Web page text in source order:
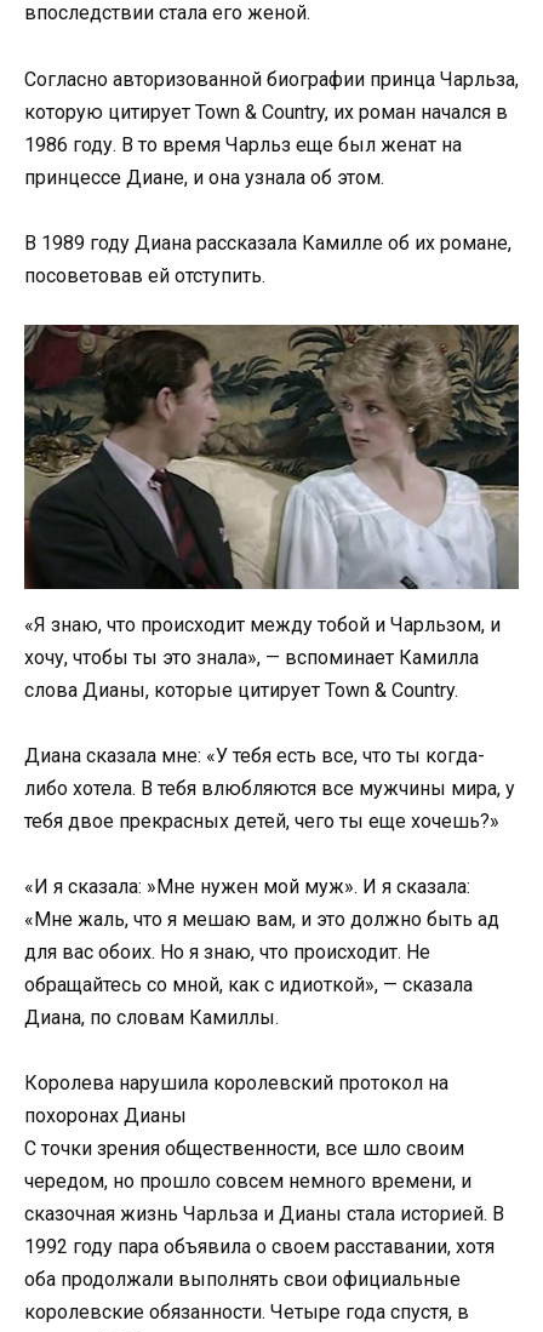
впоследствии стала его женой.
Согласно авторизованной биографии принца Чарльза,
которую цитирует Town & Country, их роман начался в
1986 году. В то время Чарльз еще был женат на
принцессе Диане, и она узнала об этом.
В 1989 году Диана рассказала Камилле об их романе,
посоветовав ей отступить.
«Я знаю, что происходит между тобой и Чарльзом, и
хочу, чтобы ты это знала», — вспоминает Камилла
слова Дианы, которые цитирует Town & Country.
Диана сказала мне: «У тебя есть все, что ты когда-
либо хотела. В тебя влюбляются все мужчины мира, у
тебя двое прекрасных детей, чего ты еще хочешь?»
«И я сказала: »Мне нужен мой муж». И я сказала:
«Мне жаль, что я мешаю вам, и это должно быть ад
для вас обоих. Но я знаю, что происходит. Не
обращайтесь со мной, как с идиоткой», — сказала
Диана, по словам Камиллы.
Королева нарушила королевский протокол на
похоронах Дианы
С точки зрения общественности, все шло своим
чередом, но прошло совсем немного времени, и
сказочная жизнь Чарльза и Дианы стала историей. В
1992 году пара объявила о своем расставании, хотя
оба продолжали выполнять свои официальные
королевские обязанности. Четыре года спустя, в